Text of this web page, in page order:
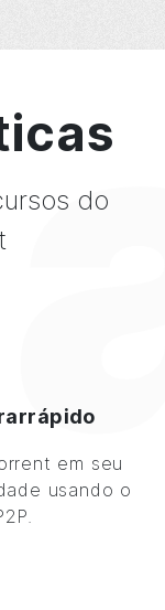
do
em seu
usando o